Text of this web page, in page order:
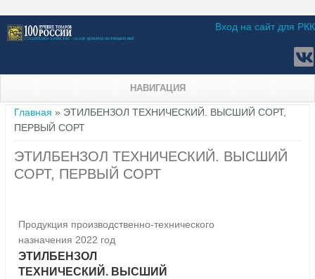
Вход на сайт для РКК
НАВИГАЦИЯ
Вы здесь
Главная » ЭТИЛБЕНЗОЛ ТЕХНИЧЕСКИЙ. ВЫСШИЙ СОРТ,
ПЕРВЫЙ СОРТ
ЭТИЛБЕНЗОЛ ТЕХНИЧЕСКИЙ. ВЫСШИЙ
СОРТ, ПЕРВЫЙ СОРТ
Продукция производственно-технического
назначения 2022 год
ЭТИЛБЕНЗОЛ
ТЕХНИЧЕСКИЙ. ВЫСШИЙ